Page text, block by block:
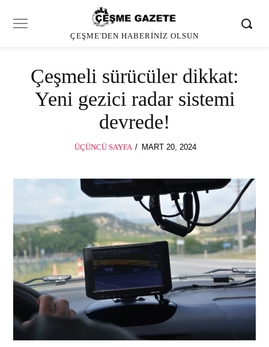
ÇEŞME'DEN HABERINIZ OLSUN
Çeşmeli sürücüler dikkat:
Yeni gezici radar sistemi
devrede!
ÜÇÜNCÜ SAYFA
POSTED
MART 20, 2024MART